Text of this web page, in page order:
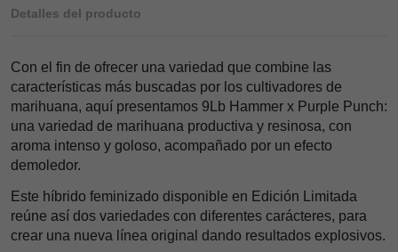
Detalles del producto
Con el fin de ofrecer una variedad que combine las
características más buscadas por los cultivadores de
marihuana, aquí presentamos 9Lb Hammer x Purple Punch:
una variedad de marihuana productiva y resinosa, con
aroma intenso y goloso, acompañado por un efecto
demoledor.
Este híbrido feminizado disponible en Edición Limitada
reúne así dos variedades con diferentes carácteres, para
crear una nueva línea original dando resultados explosivos.